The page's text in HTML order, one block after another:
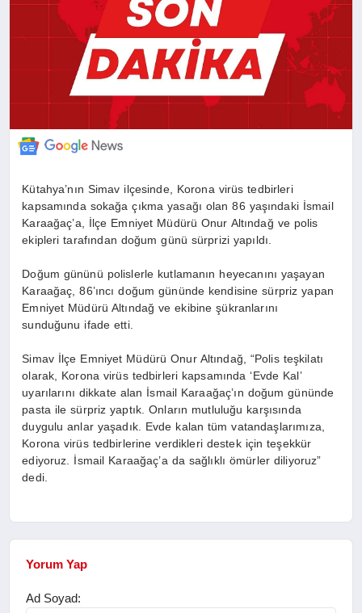
Kütahya’nın Simav ilçesinde, Korona virüs tedbirleri
kapsamında sokağa çıkma yasağı olan 86 yaşındaki İsmail
Karaağaç’a, İlçe Emniyet Müdürü Onur Altındağ ve polis
ekipleri tarafından doğum günü sürprizi yapıldı.
Doğum gününü polislerle kutlamanın heyecanını yaşayan
Karaağaç, 86’ıncı doğum gününde kendisine sürpriz yapan
Emniyet Müdürü Altındağ ve ekibine şükranlarını
sunduğunu ifade etti.
Simav İlçe Emniyet Müdürü Onur Altındağ, “Polis teşkilatı
olarak, Korona virüs tedbirleri kapsamında ‘Evde Kal’
uyarılarını dikkate alan İsmail Karaağaç’ın doğum gününde
pasta ile sürpriz yaptık. Onların mutluluğu karşısında
duygulu anlar yaşadık. Evde kalan tüm vatandaşlarımıza,
Korona virüs tedbirlerine verdikleri destek için teşekkür
ediyoruz. İsmail Karaağaç’a da sağlıklı ömürler diliyoruz”
dedi.
Yorum Yap
Ad Soyad: